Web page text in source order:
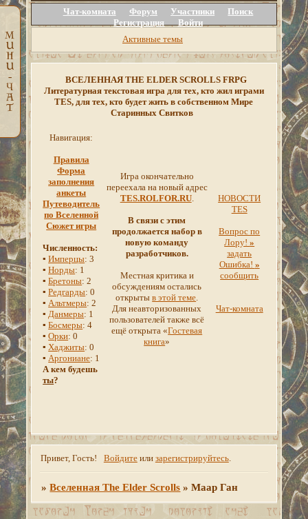
Чат-комната Форум Участники
Поиск
Регистрация
Войти
Активные темы
ВСЕЛЕННАЯ THE ELDER SCROLLS FRPG
Литературная текстовая игра для тех, кто жил играми
TES, для тех, кто будет жить в собственном Мире
Старинных Свитков
Навигация:
Правила
Форма
заполнения
анкеты
Путеводитель
по Вселенной
Сюжет игры
Численность:
▪Имперцы: 3
▪Норды: 1
▪Бретоны: 2
▪Редгарды: 0
▪Альтмеры: 2
▪Данмеры: 1
▪Босмеры: 4
▪Орки: 0
▪Хаджиты: 0
▪Аргониане: 1
А кем будешь
ты?
Игра окончательно
переехала на новый адрес
TES.ROLFOR.RU.
В связи с этим
продолжается набор в
новую команду
разработчиков.
Местная критика и
обсуждениям остались
открытыв этой теме.
Для неавторизованных
пользователей также всё
ещё открыта «Гостевая
книга»
НОВОСТИ
TES
Вопрос по
Лору!»
задать
Ошибка! »
сообщить
Чат-комната
Привет, Гость! Войдитеили зарегистрируйтесь.
»Вселенная The Elder Scrolls »Маар Ган